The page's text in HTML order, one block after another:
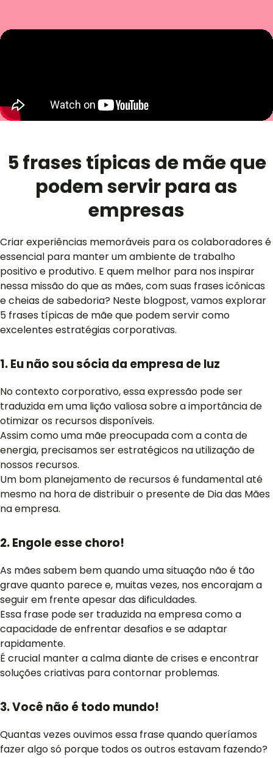
5 frases típicas de mãe que
podem servir para as
empresas
Criar experiências memoráveis para os colaboradores é
essencial para manter um ambiente de trabalho
positivo e produtivo. E quem melhor para nos inspirar
nessa missão do que as mães, com suas frases icônicas
e cheias de sabedoria? Neste blogpost, vamos explorar
5 frases típicas de mãe que podem servir como
excelentes estratégias corporativas.
1. Eu não sou sócia da empresa de luz
No contexto corporativo, essa expressão pode ser
traduzida em uma lição valiosa sobre a importância de
otimizar os recursos disponíveis.
Assim como uma mãe preocupada com a conta de
energia, precisamos ser estratégicos na utilização de
nossos recursos.
Um bom planejamento de recursos é fundamental até
mesmo na hora de distribuir o presente de Dia das Mães
na empresa.
2. Engole esse choro!
As mães sabem bem quando uma situação não é tão
grave quanto parece e, muitas vezes, nos encorajam a
seguir em frente apesar das dificuldades.
Essa frase pode ser traduzida na empresa como a
capacidade de enfrentar desafios e se adaptar
rapidamente.
É crucial manter a calma diante de crises e encontrar
soluções criativas para contornar problemas.
3. Você não é todo mundo!
Quantas vezes ouvimos essa frase quando queríamos
fazer algo só porque todos os outros estavam fazendo?